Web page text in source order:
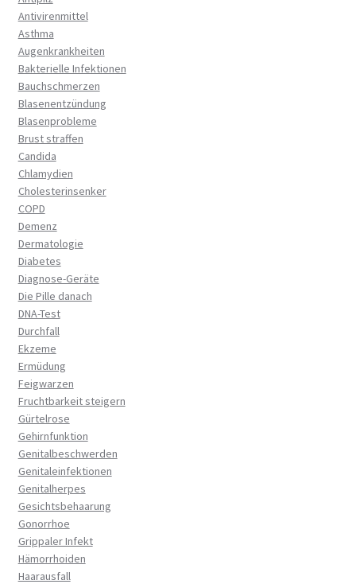
Antivirenmittel
Asthma
Augenkrankheiten
Bakterielle Infektionen
Bauchschmerzen
Blasenentzündung
Blasenprobleme
Brust straffen
Candida
Chlamydien
Cholesterinsenker
COPD
Demenz
Dermatologie
Diabetes
Diagnose-Geräte
Die Pille danach
DNA-Test
Durchfall
Ekzeme
Ermüdung
Feigwarzen
Fruchtbarkeit steigern
Gürtelrose
Gehirnfunktion
Genitalbeschwerden
Genitaleinfektionen
Genitalherpes
Gesichtsbehaarung
Gonorrhoe
Grippaler Infekt
Hämorrhoiden
Haarausfall